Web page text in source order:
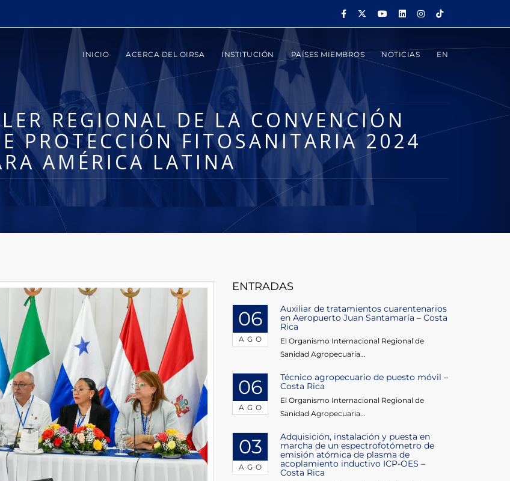
INICIO ACERCA DEL OIRSA INSTITUCIÓN PAÍSES MIEMBROS NOTICIAS EN
REGIONAL DE LA CONVENCIÓN
PROTECCIÓN FITOSANITARIA 2024
AMÉRICA LATINA
ENTRADAS
06
AGO
Auxiliar de tratamientos cuarentenarios
en Aeropuerto Juan Santamaría – Costa
Rica
El Organismo Internacional Regional de
Sanidad Agropecuaria...
06
AGO
Técnico agropecuario de puesto móvil –
Costa Rica
El Organismo Internacional Regional de
Sanidad Agropecuaria...
03
AGO
Adquisición, instalación y puesta en
marcha de un espectrofotómetro de
emisión atómica de plasma de
acoplamiento inductivo ICP-OES –
Costa Rica